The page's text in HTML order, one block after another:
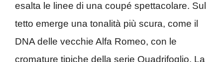
esalta le linee di una coupé spettacolare. Sul
tetto emerge una tonalità più scura, come il
DNA delle vecchie Alfa Romeo, con le
cromature tipiche della serie Quadrifoglio. La